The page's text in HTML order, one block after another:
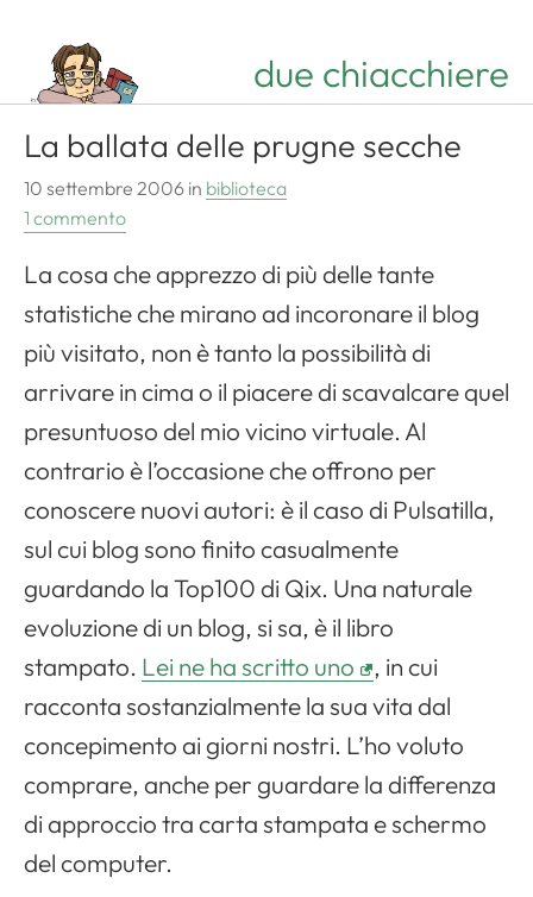
due chiacchiere
La ballata delle prugne secche
10 settembre 2006 in biblioteca
1 commento
La cosa che apprezzo di più delle tante
statistiche che mirano ad incoronare il blog
più visitato, non è tanto la possibilità di
arrivare in cima o il piacere di scavalcare quel
presuntuoso del mio vicino virtuale. Al
contrario è l’occasione che offrono per
conoscere nuovi autori: è il caso di Pulsatilla,
sul cui blog sono finito casualmente
guardando la Top100 di Qix. Una naturale
evoluzione di un blog, si sa, è il libro
stampato. Lei ne ha scritto uno
, in cui
racconta sostanzialmente la sua vita dal
concepimento ai giorni nostri. L’ho voluto
comprare, anche per guardare la differenza
di approccio tra carta stampata e schermo
del computer.